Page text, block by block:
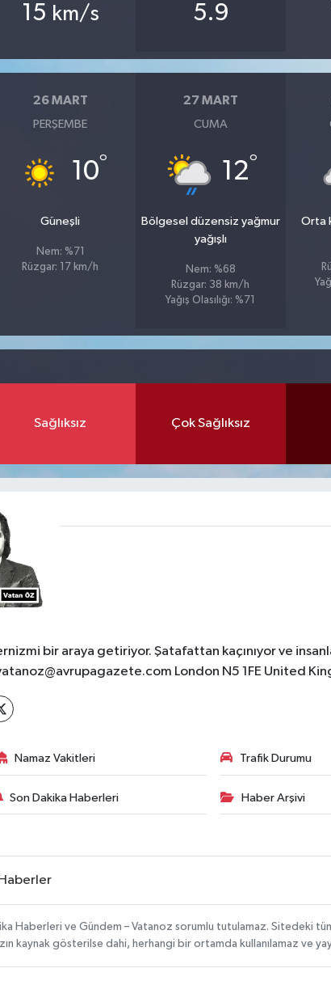
15 km/s 5.9
26 MART
PERŞEMBE
10°
Güneşli
Nem: %71
Rüzgar: 17 km/h
27 MART
CUMA
12°
Bölgesel düzensiz yağmur
yağışlı
Nem: %68
Rüzgar: 38 km/h
Yağış Olasılığı: %71
Orta
Sağlıksız Çok Sağlıksız
bir araya getiriyor. Şatafattan kaçınıyor ve
London N5 1FE United
Namaz Vakitleri Trafik Durumu
Son Dakika Haberleri Haber Arşivi
Haberler
Haberleri ve Gündem – Vatanoz sorumlu tutulamaz. Sitedeki
kaynak gösterilse dahi, herhangi bir ortamda kullanılamaz ve